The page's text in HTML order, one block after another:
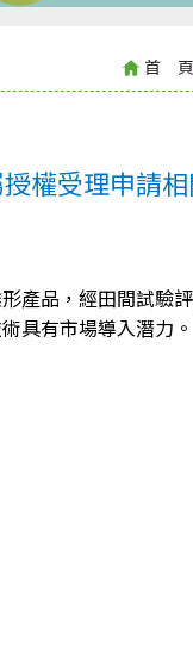
首 頁
權受理申請
產品，經田間試驗
具有市場導入潛力。